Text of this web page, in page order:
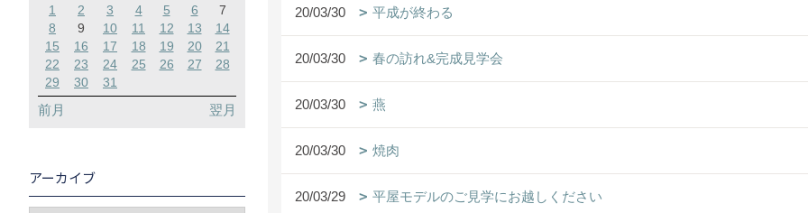
20/03/30 平成が終わる
20/03/30 春の訪れ&完成見学会
20/03/30 燕
20/03/30 焼肉
20/03/29 平屋モデルのご見学にお越しください
1
2 3 4 5 6
7
8
9 10 11 12 13
14
15
16 17 18 19 20
21
22
23 24 25 26 27
28
29
30 31
前月 翌月
アーカイブ